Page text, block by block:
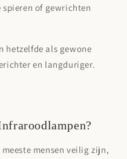
spieren of gewrichten
hetzelfde als gewone
en langduriger.
mensen veilig zijn,